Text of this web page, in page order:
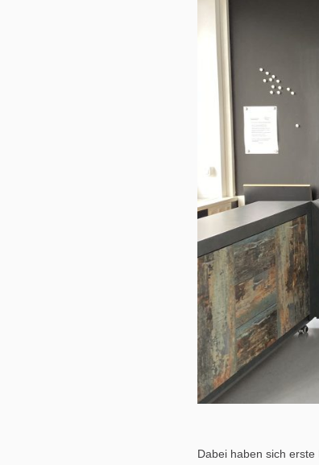
Dabei haben sich